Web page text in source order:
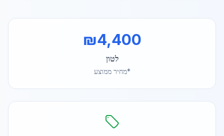
₪4,400
לטון
*מחיר ממוצע